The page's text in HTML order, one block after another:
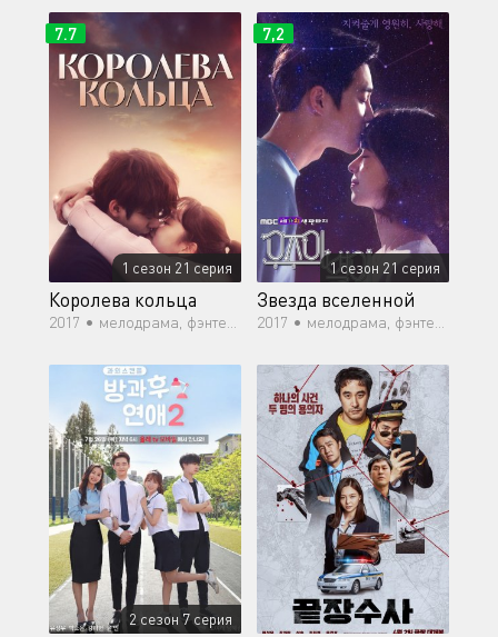
1 сезон 21 серия
Королева кольца
2017 • мелодрама, фэнтези, комедия, романтика, драма
7.7
1 сезон 21 серия
Звезда вселенной
2017 • мелодрама, фэнтези, музыка, романтика, драма, сверхъестественное
7,2
2 сезон 7 серия